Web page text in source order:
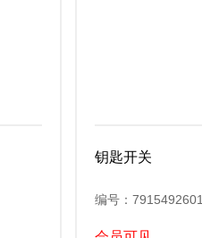
钥匙开关
编号：7915492601